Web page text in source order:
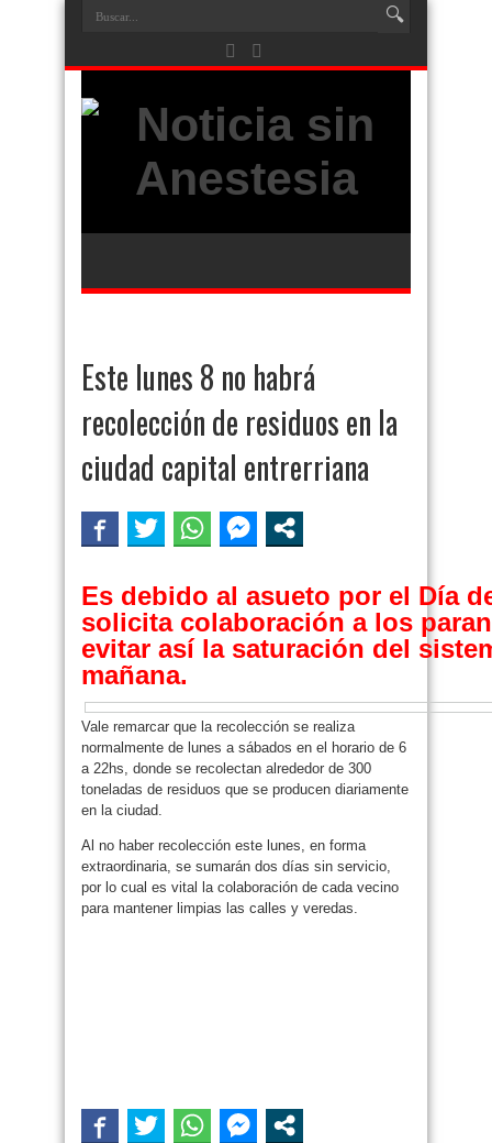
Este lunes 8 no habrá
recolección de residuos en la
ciudad capital entrerriana
Es debido al asueto por el Día
solicita colaboración a los
evitar así la saturación del
mañana.
Vale remarcar que la recolección se realiza
normalmente de lunes a sábados en el horario de 6
a 22hs, donde se recolectan alrededor de 300
toneladas de residuos que se producen diariamente
en la ciudad.
Al no haber recolección este lunes, en forma
extraordinaria, se sumarán dos días sin servicio,
por lo cual es vital la colaboración de cada vecino
para mantener limpias las calles y veredas.